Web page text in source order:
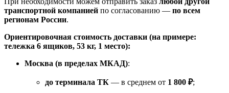
транспортной компанией по согласованию — по всем
регионам России.
Ориентировочная стоимость доставки (на примере:
тележка 6 ящиков, 53 кг, 1 место):
Москва (в пределах МКАД):
до терминала ТК — в среднем от 1 800 ₽;